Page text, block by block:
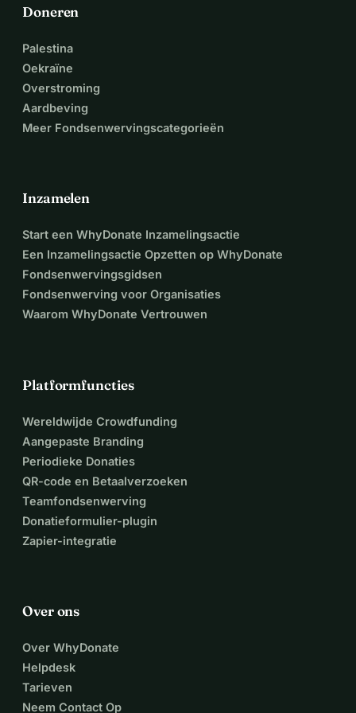
Doneren
Palestina
Oekraïne
Overstroming
Aardbeving
Meer Fondsenwervingscategorieën
Inzamelen
Start een WhyDonate Inzamelingsactie
Een Inzamelingsactie Opzetten op WhyDonate
Fondsenwervingsgidsen
Fondsenwerving voor Organisaties
Waarom WhyDonate Vertrouwen
Platformfuncties
Wereldwijde Crowdfunding
Aangepaste Branding
Periodieke Donaties
QR-code en Betaalverzoeken
Teamfondsenwerving
Donatieformulier-plugin
Zapier-integratie
Over ons
Over WhyDonate
Helpdesk
Tarieven
Neem Contact Op